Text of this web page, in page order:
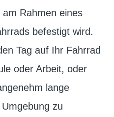
Rahmen eines
befestigt wird.
Tag auf Ihr Fahrrad
oder Arbeit, oder
lange
zu